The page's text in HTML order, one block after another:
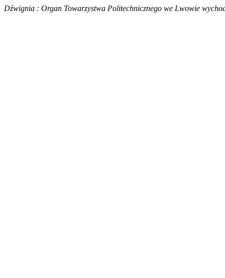
Dźwignia : Organ Towarzystwa Politechnicznego we Lwowie